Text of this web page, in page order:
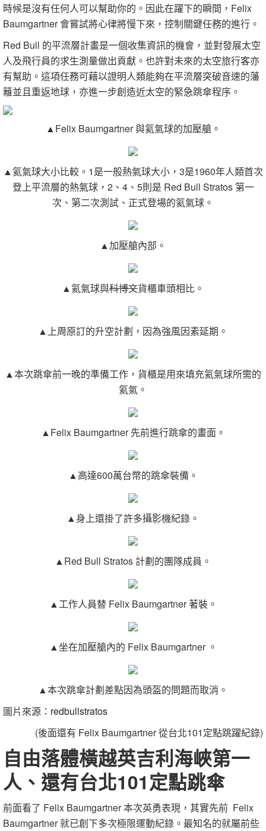
時候是沒有任何人可以幫助你的。因此在躍下的瞬間，Felix
Baumgartner 會嘗試將心律將慢下來，控制關鍵任務的進行。
Red Bull 的平流層計畫是一個收集資訊的機會，並對發展太空
人及飛行員的求生測量做出貢獻。也許對未來的太空旅行客亦
有幫助。這項任務可藉以證明人類能夠在平流層突破音速的藩
籬並且重返地球，亦進一步創造近太空的緊急跳傘程序。
▲Felix Baumgartner 與氦氣球的加壓艙。
▲氦氣球大小比較。1是一般熱氣球大小，3是1960年人類首次
登上平流層的熱氣球，2、4、5則是 Red Bull Stratos 第一
次、第二次測試、正式登場的氦氣球。
▲加壓艙內部。
▲氦氣球與科博文貨櫃車頭相比。
▲上周原訂的升空計劃，因為強風因素延期。
▲本次跳傘前一晚的準備工作，貨櫃是用來填充氦氣球所需的
氦氣。
▲Felix Baumgartner 先前進行跳傘的畫面。
▲高達600萬台幣的跳傘裝備。
▲身上還掛了許多攝影機紀錄。
▲Red Bull Stratos 計劃的團隊成員。
▲工作人員替 Felix Baumgartner 著裝。
▲坐在加壓艙內的 Felix Baumgartner 。
▲本次跳傘計劃差點因為頭盔的問題而取消。
圖片來源： redbullstratos
(後面還有 Felix Baumgartner 從台北101定點跳躍紀錄)
自由落體橫越英吉利海峽第一
人、還有台北101定點跳傘
前面看了 Felix Baumgartner 本次英勇表現，其實先前 Felix
Baumgartner 就已創下多次極限運動紀錄。最知名的就屬前些